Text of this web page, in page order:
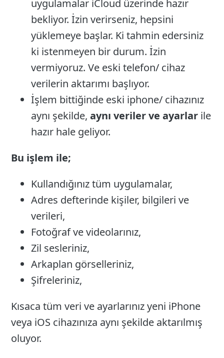
uygulamalar iCloud üzerinde hazır
bekliyor. İzin verirseniz, hepsini
yüklemeye başlar. Ki tahmin edersiniz
ki istenmeyen bir durum. İzin
vermiyoruz. Ve eski telefon/ cihaz
verilerin aktarımı başlıyor.
İşlem bittiğinde eski iphone/ cihazınız
aynı şekilde,aynı veriler ve ayarlar ile
hazır hale geliyor.
Bu işlem ile;
Kullandığınız tüm uygulamalar,
Adres defterinde kişiler, bilgileri ve
verileri,
Fotoğraf ve videolarınız,
Zil sesleriniz,
Arkaplan görselleriniz,
Şifreleriniz,
Kısaca tüm veri ve ayarlarınız yeni iPhone
veya iOS cihazınıza aynı şekilde aktarılmış
oluyor.